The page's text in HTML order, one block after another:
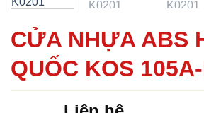
CỬA NHỰA ABS
QUỐC KOS